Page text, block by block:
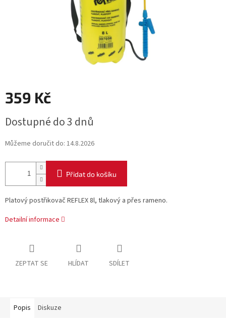
359 Kč
cena:
Dostupné do 3 dnů
Můžeme doručit do: 14.8.2026
Přidat do košíku
Platový postřikovač REFLEX 8l, tlakový a přes rameno.
Detailní informace
ZEPTAT SE HLÍDAT SDÍLET
Popis Diskuze